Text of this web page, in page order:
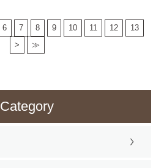
6 7 8 9 10 11 12
13
>
≫
Category